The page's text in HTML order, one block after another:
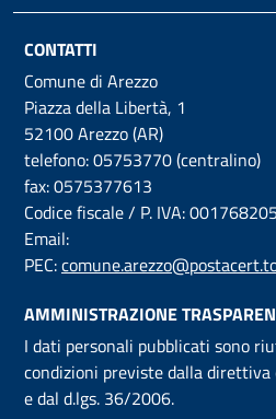
CONTATTI
Comune di Arezzo
Piazza della Libertà, 1
52100 Arezzo (AR)
telefono: 05753770 (centralino)
fax: 0575377613
Codice fiscale / P. IVA:
Email:
PEC:
AMMINISTRAZIONE
I dati personali pubblicati sono
condizioni previste dalla
e dal d.lgs. 36/2006.